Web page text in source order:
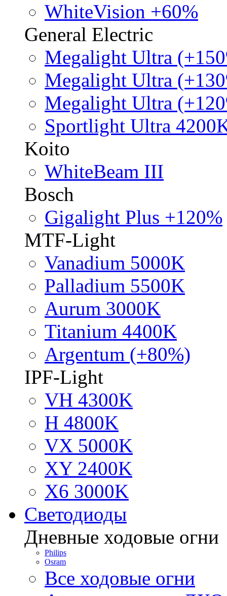
WhiteVision +60%
General Electric
Megalight Ultra
Megalight Ultra
Megalight Ultra
Sportlight Ultra
Koito
WhiteBeam III
Bosch
Gigalight Plus +120%
MTF-Light
Vanadium 5000K
Palladium 5500K
Aurum 3000K
Titanium 4400K
Argentum (+80%)
IPF-Light
VH 4300K
H 4800K
VX 5000K
XY 2400K
X6 3000K
Светодиоды
Дневные ходовые огни
Philips
Osram
Все ходовые огни